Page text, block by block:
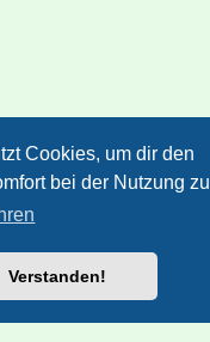
Cookies, um dir den
bei der Nutzung zu
Verstanden!